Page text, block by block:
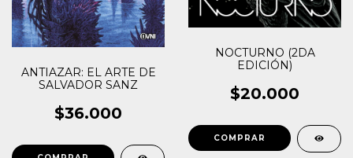
ANTIAZAR: EL ARTE DE
SALVADOR SANZ
$36.000
NOCTURNO (2DA
EDICIÓN)
$20.000